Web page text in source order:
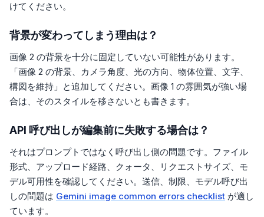
けてください。
背景が変わってしまう理由は？
画像 2 の背景を十分に固定していない可能性があります。
「画像 2 の背景、カメラ角度、光の方向、物体位置、文字、
構図を維持」と追加してください。画像 1 の雰囲気が強い場
合は、そのスタイルを移さないとも書きます。
API 呼び出しが編集前に失敗する場合は？
それはプロンプトではなく呼び出し側の問題です。ファイル
形式、アップロード経路、クォータ、リクエストサイズ、モ
デル可用性を確認してください。送信、制限、モデル呼び出
しの問題は Gemini image common errors checklist が適し
ています。